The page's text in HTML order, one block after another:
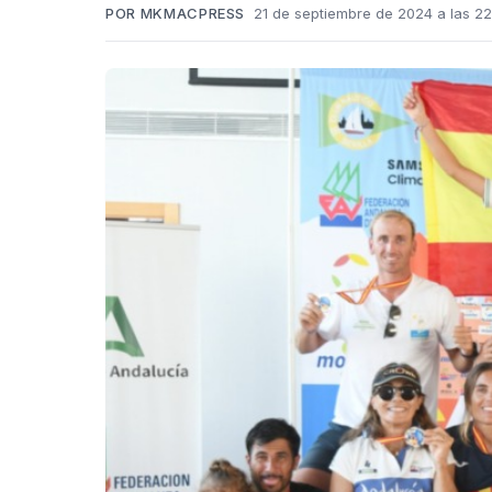
POR MKMACPRESS 21 de septiembre de 2024 a las